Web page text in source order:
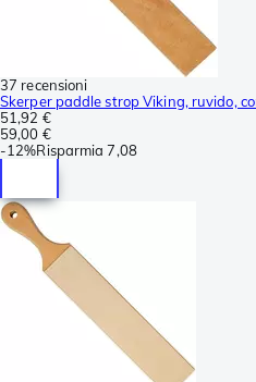
37 recensioni
Skerper paddle strop Viking, ruvido,
51,92 €
59,00 €
-12%Risparmia 7,08